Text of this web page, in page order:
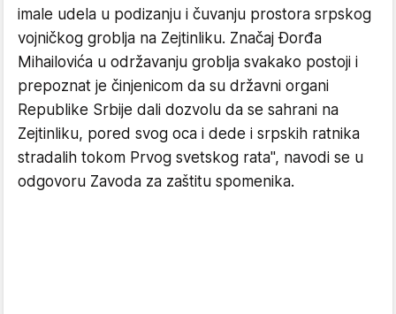
imale udela u podizanju i čuvanju prostora srpskog
vojničkog groblja na Zejtinliku. Značaj Đorđa
Mihailovića u održavanju groblja svakako postoji i
prepoznat je činjenicom da su državni organi
Republike Srbije dali dozvolu da se sahrani na
Zejtinliku, pored svog oca i dede i srpskih ratnika
stradalih tokom Prvog svetskog rata", navodi se u
odgovoru Zavoda za zaštitu spomenika.